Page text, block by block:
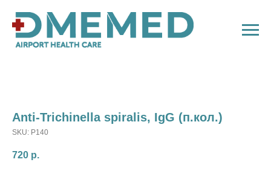
Anti-Trichinella spiralis, IgG (п.кол.)
SKU: P140
720 р.